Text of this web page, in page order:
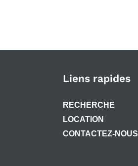
Liens rapides
RECHERCHE
LOCATION
CONTACTEZ-NOUS